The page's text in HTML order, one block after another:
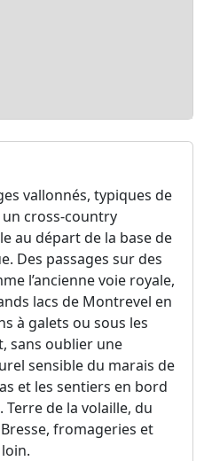
vallonnés, typiques de
un cross-country
au départ de la base de
Des passages sur des
l’ancienne voie royale,
lacs de Montrevel en
à galets ou sous les
sans oublier une
sensible du marais de
et les sentiers en bord
Terre de la volaille, du
fromageries et